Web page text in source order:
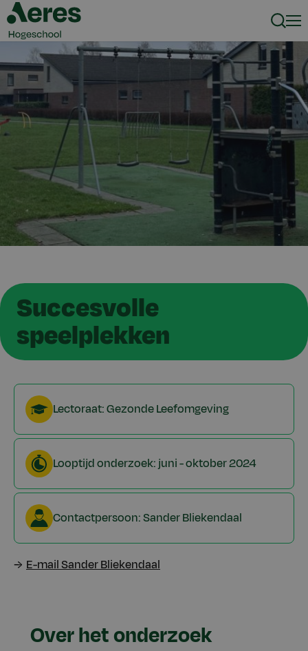
Succesvolle
speelplekken
Lectoraat: Gezonde Leefomgeving
Looptijd onderzoek: juni - oktober 2024
Contactpersoon: Sander Bliekendaal
E-mail Sander Bliekendaal
Over het onderzoek